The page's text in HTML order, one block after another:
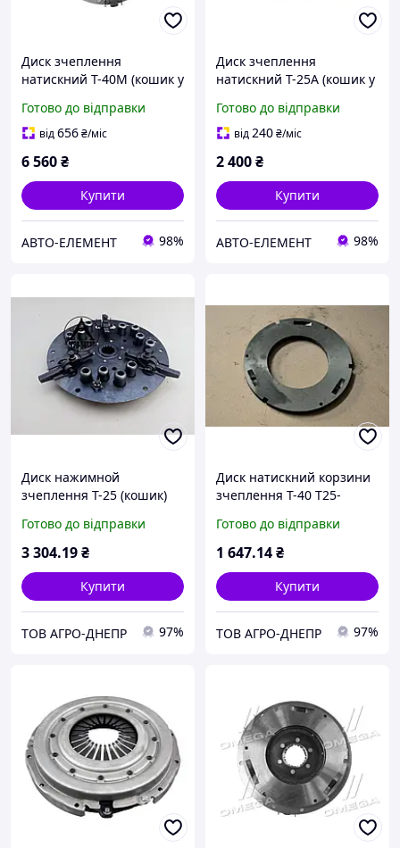
Диск зчеплення
натискний Т-40М (кошик у
Готово до відправки
від656₴/міс
6 560₴
Купити
АВТО-ЕЛЕМЕНТ 98%
Диск зчеплення
натискний Т-25А (кошик у
Готово до відправки
від240₴/міс
2 400₴
Купити
АВТО-ЕЛЕМЕНТ 98%
Диск нажимной
зчеплення Т-25 (кошик)
Готово до відправки
3 304.19₴
Купити
ТОВ АГРО-ДНЕПР 97%
Диск натискний корзини
зчеплення Т-40 Т25-
Готово до відправки
1 647.14₴
Купити
ТОВ АГРО-ДНЕПР 97%